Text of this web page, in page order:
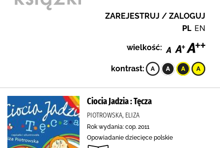
ZAREJESTRUJ / ZALOGUJ
PL EN
wielkość:
kontrast:
Ciocia Jadzia : Tęcza
PIOTROWSKA, ELIZA
Rok wydania: cop. 2011
Opowiadanie dziecięce polskie